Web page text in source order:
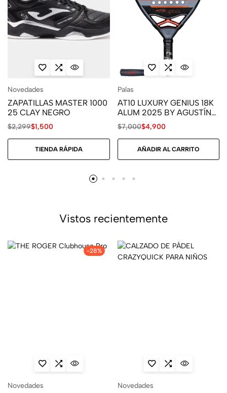
Novedades
ZAPATILLAS MASTER 1000
25 CLAY NEGRO
$2,299$1,500
TIENDA RÁPIDA
Palas
AT10 LUXURY GENIUS 18K
ALUM 2025 BY AGUSTÍN
TAPIA
$7,000$4,900
AÑADIR AL CARRITO
Vistos recientemente
-28%
Novedades Novedades